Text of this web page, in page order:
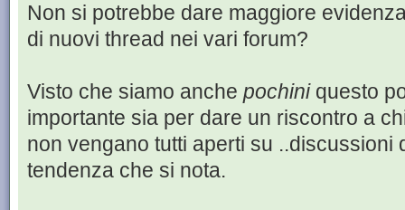
Non si potrebbe dare maggiore
di nuovi thread nei vari forum?
Visto che siamo anche pochiniquesto
importante sia per dare un riscontro a
non vengano tutti aperti su ..discussioni
tendenza che si nota.